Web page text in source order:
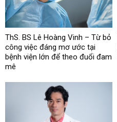
ThS. BS Lê Hoàng Vinh – Từ bỏ
công việc đáng mơ ước tại
bệnh viện lớn để theo đuổi đam
mê